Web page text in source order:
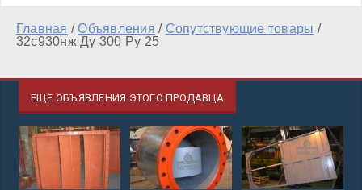
Главная /Объявления / Сопутствующие товары /
32с930нж Ду 300 Ру 25
ЕЩЕ ОБЪЯВЛЕНИЯ ЭТОГО ПРОДАВЦА